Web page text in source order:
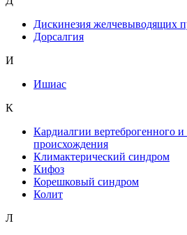
Дискинезия желчевыводящих
Дорсалгия
И
Ишиас
К
Кардиалгии вертеброгенного
происхождения
Климактерический синдром
Кифоз
Корешковый синдром
Колит
Л